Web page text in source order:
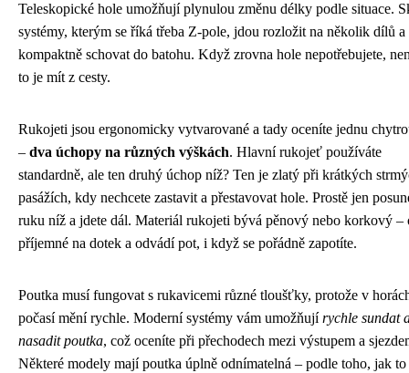
Teleskopické hole umožňují plynulou změnu délky podle situace.
systémy, kterým se říká třeba Z-pole, jdou rozložit na několik dílů a
kompaktně schovat do batohu. Když zrovna hole nepotřebujete,
to je mít z cesty.
Rukojeti jsou ergonomicky vytvarované a tady oceníte jednu
– dva úchopy na různých výškách. Hlavní rukojeť používáte
standardně, ale ten druhý úchop níž? Ten je zlatý při krátkých
pasážích, kdy nechcete zastavit a přestavovat hole. Prostě jen
ruku níž a jdete dál. Materiál rukojeti bývá pěnový nebo korkový –
příjemné na dotek a odvádí pot, i když se pořádně zapotíte.
Poutka musí fungovat s rukavicemi různé tloušťky, protože v
počasí mění rychle. Moderní systémy vám umožňujírychle sundat
nasadit poutka, což oceníte při přechodech mezi výstupem a
Některé modely mají poutka úplně odnímatelná – podle toho, jak to